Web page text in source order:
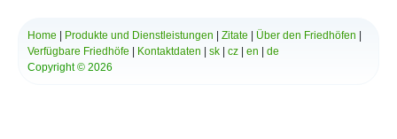
Home Produkte und Dienstleistungen Zitate Über den Friedhöfen
Verfügbare Friedhöfe
Kontaktdaten sk cz en
de
Copyright © 2026